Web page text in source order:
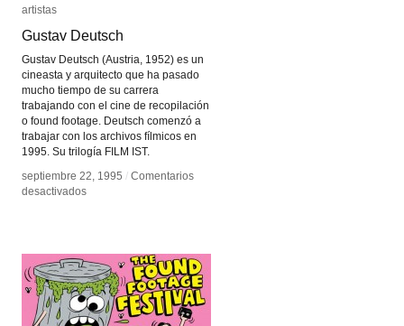
artistas
Gustav Deutsch
Gustav Deutsch (Austria, 1952) es un
cineasta y arquitecto que ha pasado
mucho tiempo de su carrera
trabajando con el cine de recopilación
o found footage. Deutsch comenzó a
trabajar con los archivos fílmicos en
1995. Su trilogía FILM IST.
septiembre 22, 1995 / Comentarios
desactivadosen
artistas
Gustav Deutsch
septiembre 22, 1995 / Comentarios
desactivadosen